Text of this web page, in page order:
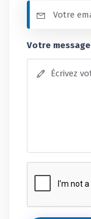
Votre message